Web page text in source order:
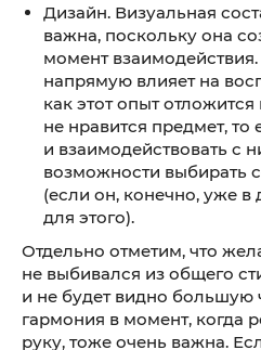
Дизайн. Визуальная
важна, поскольку она
момент
напрямую влияет на
как этот опыт
не нравится предмет, то
и взаимодействовать с
возможности выбирать
(если он, конечно, уже в
для этого).
Отдельно отметим, что
не выбивался из общего
и не будет видно большую
гармония в момент, когда
руку, тоже очень важна.